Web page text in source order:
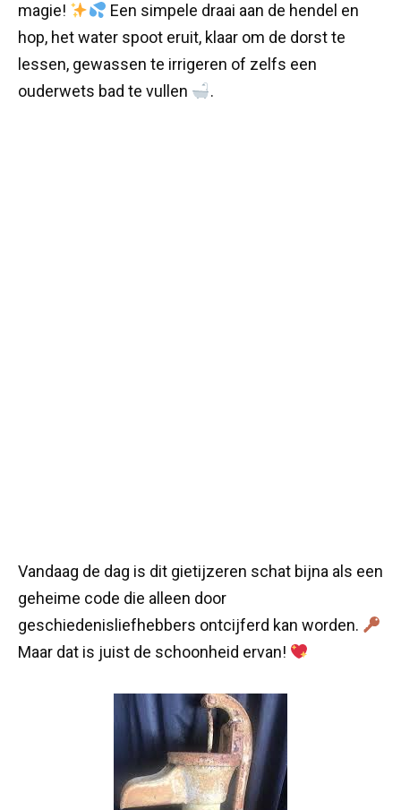
magie!
Een simpele draai aan de hendel en
hop, het water spoot eruit, klaar om de dorst te
lessen, gewassen te irrigeren of zelfs een
ouderwets bad te vullen
.
Vandaag de dag is dit gietijzeren schat bijna als een
geheime code die alleen door
geschiedenisliefhebbers ontcijferd kan worden.
Maar dat is juist de schoonheid ervan!